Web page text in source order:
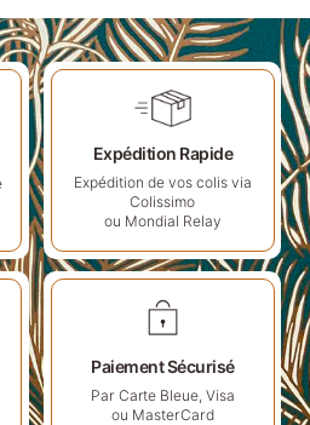
Expédition Rapide
Expédition de vos colis via
Colissimo
ou Mondial Relay
Paiement Sécurisé
Par Carte Bleue, Visa
ou MasterCard